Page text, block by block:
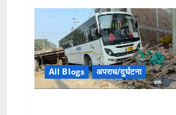
Casino
पर
क्राइम
ब्रांच
की
रेड
31
युवक
और
All Blogs अपराध/दुर्घटना